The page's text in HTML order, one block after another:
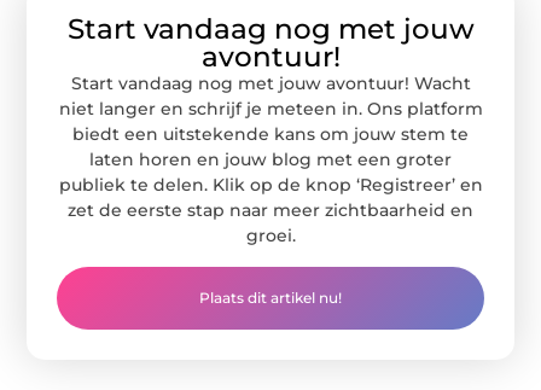
Start vandaag nog met jouw
avontuur!
Start vandaag nog met jouw avontuur! Wacht
niet langer en schrijf je meteen in. Ons platform
biedt een uitstekende kans om jouw stem te
laten horen en jouw blog met een groter
publiek te delen. Klik op de knop ‘Registreer’ en
zet de eerste stap naar meer zichtbaarheid en
groei.
Plaats dit artikel nu!